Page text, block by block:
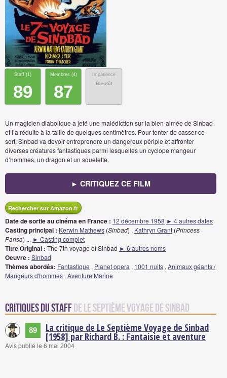
Staff (1)
89
Membres (4)
87
Impatience
Bientôt
Un magicien diabolique a jeté une malédiction sur la bien-aimée de Sinbad
et l’a réduite à la taille de quelques centimètres. Pour tenter de casser ce
sort, Sinbad va devoir entreprendre un dangereux périple et affronter
diverses créatures fantastiques parmi lesquelles un cyclope mangeur
d’hommes, un dragon et un squelette.
► CRITIQUEZ CE FILM
Rechercher sur Amazon.fr
Date de sortie au cinéma en France : 12 décembre 1958 ► 4 autres dates
Casting principal : Kerwin Mathews (Sinbad) , Kathryn Grant (Princess
Parisa) ... ► Casting complet
Titre Original : The 7th voyage of Sinbad ► 6 autres noms
Oeuvre : Sinbad
Thèmes abordés: Fantastique , Planet opera , 1001 nuits , Animaux géants /
Mangeurs d'hommes , Aventure Marine
Critiques du staffde Le Septième Voyage de Sinbad
89 La critique de Le Septième Voyage de Sinbad
[1958] par Richard B. : Fantaisie et aventure
Avis publié le 6 mai 2004